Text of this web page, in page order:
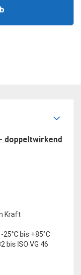
doppeltwirkend
Kraft
bis +85°C
bis ISO VG 46